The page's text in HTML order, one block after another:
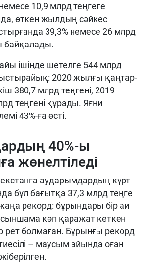
10,9 млрд теңгеге
өткен жылдың сәйкес
39,3% немесе 26 млрд
байқалады.
ішінде шетелге 544 млрд
2020 жылғы қаңтар-
380,7 млрд теңгені, 2019
теңгені құрады. Яғни
43%-ға өсті.
40%-ы
жөнелтіледі
аударымдардың күрт
бұл бағытқа 37,3 млрд теңге
рекорд: бұрындары бір ай
көп қаражат кеткен
рет болмаған. Бұрынғы рекорд
– маусым айында оған